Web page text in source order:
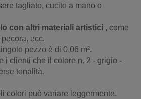
tagliato, cucito a mano o
con altri materiali artistici , come
ecc.
pezzo è di 0,06 m².
i clienti che il colore n. 2 - grigio -
tonalità.
colori può variare leggermente.